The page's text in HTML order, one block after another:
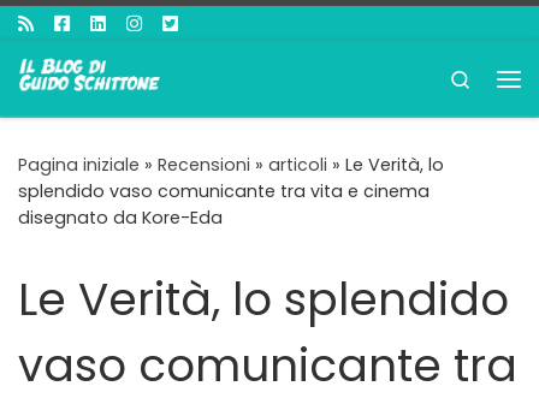
Passa al contenuto
Search
Pagina iniziale » Recensioni » articoli » Le Verità, lo
splendido vaso comunicante tra vita e cinema
disegnato da Kore-Eda
Le Verità, lo splendido
vaso comunicante tra